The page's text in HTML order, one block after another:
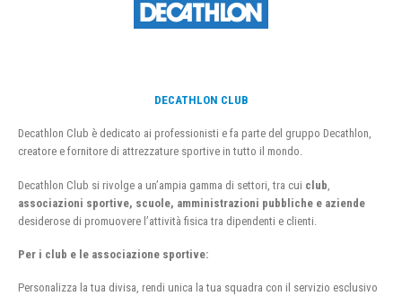
DECATHLON CLUB
Decathlon Club è dedicato ai professionisti e fa parte del gruppo Decathlon,
creatore e fornitore di attrezzature sportive in tutto il mondo.
Decathlon Club si rivolge a un’ampia gamma di settori, tra cui club
associazioni sportive, scuole, amministrazioni pubbliche e aziende
desiderose di promuovere l’attività fisica tra dipendenti e clienti.
Per i club e le associazione sportive:
Personalizza la tua divisa, rendi unica la tua squadra con il servizio esclusivo